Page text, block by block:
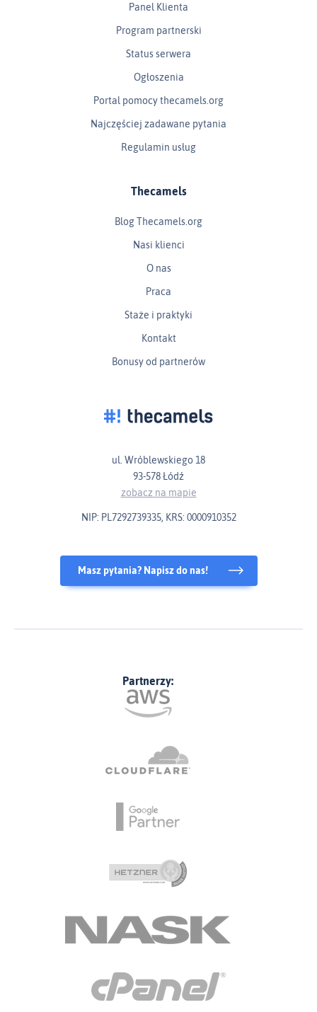
Panel Klienta
Program partnerski
Status serwera
Ogłoszenia
Portal pomocy thecamels.org
Najczęściej zadawane pytania
Regulamin usług
Thecamels
Blog Thecamels.org
Nasi klienci
O nas
Praca
Staże i praktyki
Kontakt
Bonusy od partnerów
ul. Wróblewskiego 18
93-578 Łódź
zobacz na mapie
NIP: PL7292739335, KRS: 0000910352
Masz pytania? Napisz do nas!
Partnerzy: